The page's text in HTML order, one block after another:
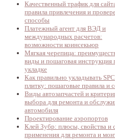
Качественный трафик для
правила привлечения и
способы
Платежный агент для ВЭД и
международных расчетов:
возможности коинсекьюр
Мягкая черепица:
виды и пошаговая инструкция
укладке
Как правильно укладывать SPC
плитку: пошаговые правила и
Виды автозапчастей и
выбора для ремонта и
автомобиля
Проектирование аэропортов
Клей Зубр: плюсы, свойства и
применения для ремонта и